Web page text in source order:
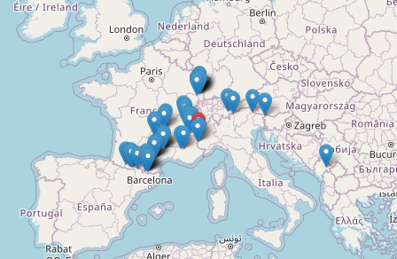
Het lossen van de kunst
Kerkstraten
7 rollen van Steven Seagal
Dodentocht
Redelijk slecht weer
In vogelvlucht